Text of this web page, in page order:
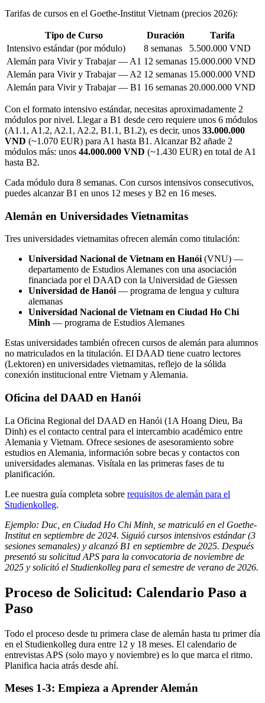
Tarifas de cursos en el Goethe-Institut Vietnam (precios 2026):
Tipo de Curso Duración
Tarifa
Intensivo estándar (por módulo)
8 semanas
5.500.000 VND
Alemán para Vivir y Trabajar — A1 12 semanas 15.000.000 VND
Alemán para Vivir y Trabajar — A2 12 semanas 15.000.000 VND
Alemán para Vivir y Trabajar — B1 16 semanas 20.000.000 VND
Con el formato intensivo estándar, necesitas aproximadamente 2
módulos por nivel. Llegar a B1 desde cero requiere unos 6 módulos
(A1.1, A1.2, A2.1, A2.2, B1.1, B1.2), es decir, unos 33.000.000
VND (~1.070 EUR) para A1 hasta B1. Alcanzar B2 añade 2
módulos más: unos 44.000.000 VND (~1.430 EUR) en total de A1
hasta B2.
Cada módulo dura 8 semanas. Con cursos intensivos consecutivos,
puedes alcanzar B1 en unos 12 meses y B2 en 16 meses.
Alemán en Universidades Vietnamitas
Tres universidades vietnamitas ofrecen alemán como titulación:
Universidad Nacional de Vietnam en Hanói (VNU) —
departamento de Estudios Alemanes con una asociación
financiada por el DAAD con la Universidad de Giessen
Universidad de Hanói — programa de lengua y cultura
alemanas
Universidad Nacional de Vietnam en Ciudad Ho Chi
Minh — programa de Estudios Alemanes
Estas universidades también ofrecen cursos de alemán para alumnos
no matriculados en la titulación. El DAAD tiene cuatro lectores
(Lektoren) en universidades vietnamitas, reflejo de la sólida
conexión institucional entre Vietnam y Alemania.
Oficina del DAAD en Hanói
La Oficina Regional del DAAD en Hanói (1A Hoang Dieu, Ba
Dinh) es el contacto central para el intercambio académico entre
Alemania y Vietnam. Ofrece sesiones de asesoramiento sobre
estudios en Alemania, información sobre becas y contactos con
universidades alemanas. Visítala en las primeras fases de tu
planificación.
Lee nuestra guía completa sobre requisitos de alemán para el
Studienkolleg.
Ejemplo: Duc, en Ciudad Ho Chi Minh, se matriculó en el Goethe-
Institut en septiembre de 2024. Siguió cursos intensivos estándar (3
sesiones semanales) y alcanzó B1 en septiembre de 2025. Después
presentó su solicitud APS para la convocatoria de noviembre de
2025 y solicitó el Studienkolleg para el semestre de verano de 2026.
Proceso de Solicitud: Calendario Paso a
Paso
Todo el proceso desde tu primera clase de alemán hasta tu primer día
en el Studienkolleg dura entre 12 y 18 meses. El calendario de
entrevistas APS (solo mayo y noviembre) es lo que marca el ritmo.
Planifica hacia atrás desde ahí.
Meses 1-3: Empieza a Aprender Alemán